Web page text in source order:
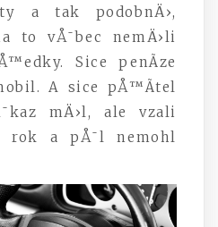
a tak podobnÄ›,
to vÅ¯bec nemÄ›li
Sice penÃ­ze
A sice pÅ™Ã­tel
mÄ›l, ale vzali
rok a pÅ¯l nemohl